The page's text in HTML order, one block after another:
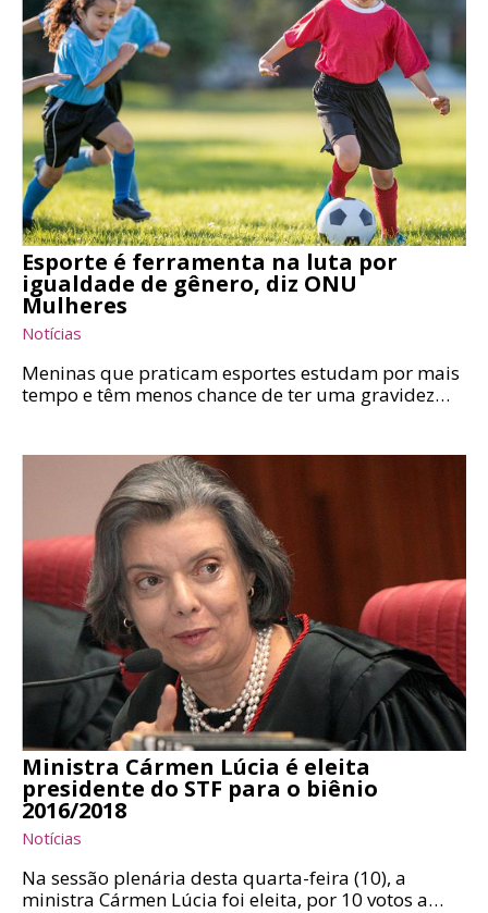
Esporte é ferramenta na luta por
igualdade de gênero, diz ONU
Mulheres
Notícias
Meninas que praticam esportes estudam por mais
tempo e têm menos chance de ter uma gravidez…
Ministra Cármen Lúcia é eleita
presidente do STF para o biênio
2016/2018
Notícias
Na sessão plenária desta quarta-feira (10), a
ministra Cármen Lúcia foi eleita, por 10 votos a…